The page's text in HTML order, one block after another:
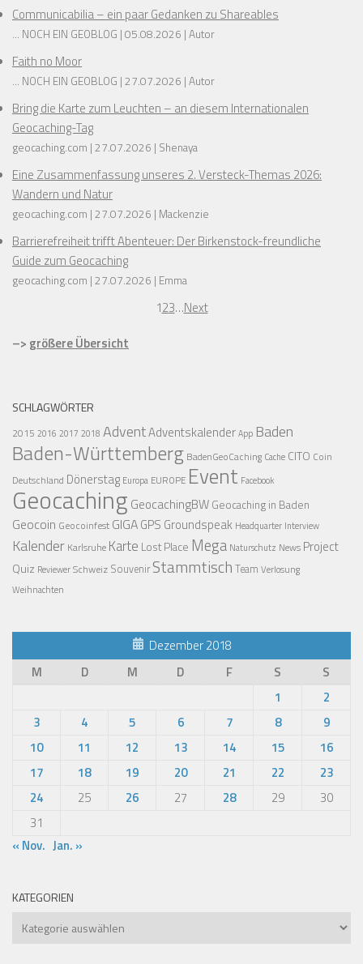
Communicabilia – ein paar Gedanken zu Shareables
... NOCH EIN GEOBLOG 05.08.2026 Autor
Faith no Moor
... NOCH EIN GEOBLOG 27.07.2026 Autor
Bring die Karte zum Leuchten – an diesem Internationalen
Geocaching-Tag
geocaching.com 27.07.2026 Shenaya
Eine Zusammenfassung unseres 2. Versteck-Themas 2026:
Wandern und Natur
geocaching.com 27.07.2026 Mackenzie
Barrierefreiheit trifft Abenteuer: Der Birkenstock-freundliche
Guide zum Geocaching
geocaching.com 27.07.2026 Emma
123…Next
–> größere Übersicht
SCHLAGWÖRTER
2015 2016 2017 2018 AdventAdventskalenderApp Baden
Baden-Württemberg BadenGeoCaching Cache CITO Coin
Deutschland Dönerstag Europa EUROPE Event Facebook
Geocaching GeocachingBW Geocaching in Baden
Geocoin Geocoinfest GIGAGPS Groundspeak Headquarter Interview
Kalender Karlsruhe Karte Lost Place Mega Naturschutz News Project
Quiz ReviewerSchweiz Souvenir Stammtisch Team Verlosung
Weihnachten
Dezember 2018
M
D M D F S
S
1
2
3
4 5 6 7 8
9
10
11 12 13 14 15
16
17
18 19 20 21 22
23
24
25 26 27 28 29
30
31
« Nov. Jan. »
KATEGORIEN
Kategorien